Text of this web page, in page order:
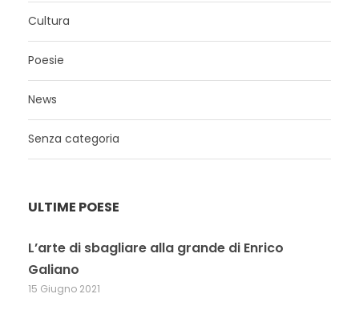
Cultura
Poesie
News
Senza categoria
ULTIME POESE
L’arte di sbagliare alla grande di Enrico
Galiano
15 Giugno 2021